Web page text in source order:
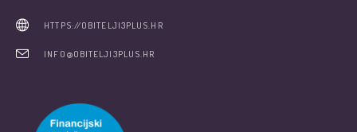
HTTPS://OBITELJI3PLUS.HR
INFO@OBITELJI3PLUS.HR